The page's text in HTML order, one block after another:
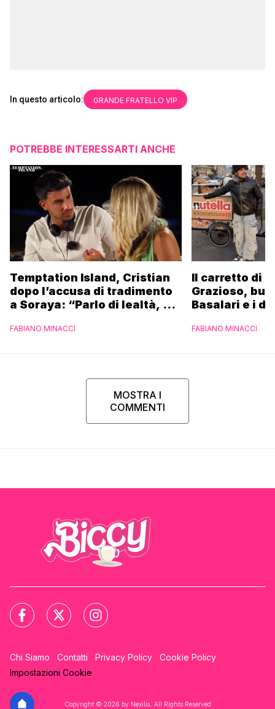
In questo articolo: GRANDE FRATELLO VIP
POTREBBE INTERESSARTI ANCHE
Temptation Island, Cristian
dopo l’accusa di tradimento
a Soraya: “Parlo di lealtà, ma
FABIANO MINACCI
Il carretto di
Grazioso,
Basalari e i
Ferrero”
FABIANO MINACCI
MOSTRA I
COMMENTI
Chi Siamo Contatti Privacy Policy
Cookie Policy
Impostazioni Cookie
Copyright © 2026 by Nexilia. All Rights Reserved